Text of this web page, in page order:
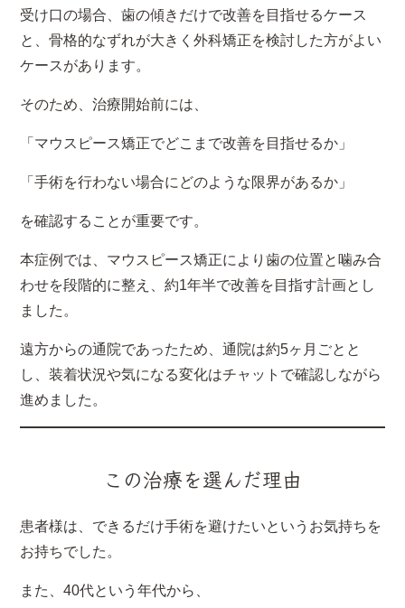
受け口の場合、歯の傾きだけで改善を目指せるケース
と、骨格的なずれが大きく外科矯正を検討した方がよい
ケースがあります。
そのため、治療開始前には、
「マウスピース矯正でどこまで改善を目指せるか」
「手術を行わない場合にどのような限界があるか」
を確認することが重要です。
本症例では、マウスピース矯正により歯の位置と噛み合
わせを段階的に整え、約1年半で改善を目指す計画とし
ました。
遠方からの通院であったため、通院は約5ヶ月ごとと
し、装着状況や気になる変化はチャットで確認しながら
進めました。
この治療を選んだ理由
患者様は、できるだけ手術を避けたいというお気持ちを
お持ちでした。
また、40代という年代から、